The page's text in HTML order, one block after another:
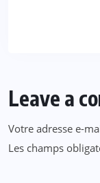
Leave a
Votre adresse e-
Les champs